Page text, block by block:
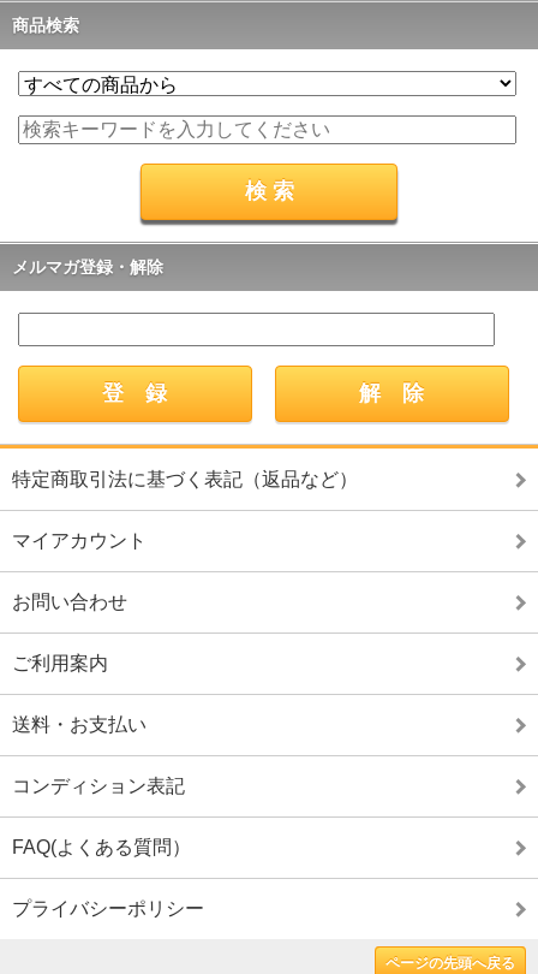
商品検索
メルマガ登録・解除
特定商取引法に基づく表記（返品など）
マイアカウント
お問い合わせ
ご利用案内
送料・お支払い
コンディション表記
FAQ(よくある質問）
プライバシーポリシー
ページの先頭へ戻る